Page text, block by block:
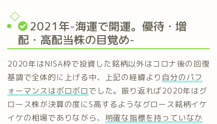
2021年-海運で開運。優待・増
配・高配当株の目覚め-
2020年はNISA枠で投資した銘柄以外はコロナ後の回復
基調で全体的に上げる中、上記の経緯より 自分のパフ
ォーマンスはボロボロでした。振り返れば2020年はグ
ロース株が決算の度にS高するようなグロース銘柄イケ
イケの相場でありながら、 明確な指標を持っていなか